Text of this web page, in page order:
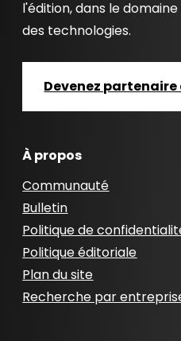
l'édition, dans le
des technologies.
Devenez
À propos
Communauté
Bulletin
Politique de
Politique éditoriale
Plan du site
Recherche par